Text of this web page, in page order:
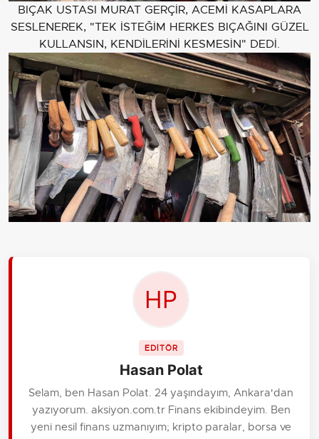
BIÇAK USTASI MURAT GERÇİR, ACEMİ KASAPLARA
SESLENEREK, "TEK İSTEĞİM HERKES BIÇAĞINI GÜZEL
KULLANSIN, KENDİLERİNİ KESMESİN" DEDİ.
EDİTÖR
Hasan Polat
Selam, ben Hasan Polat. 24 yaşındayım, Ankara'dan
yazıyorum. aksiyon.com.tr Finans ekibindeyim. Ben
yeni nesil finans uzmanıyım; kripto paralar, borsa ve